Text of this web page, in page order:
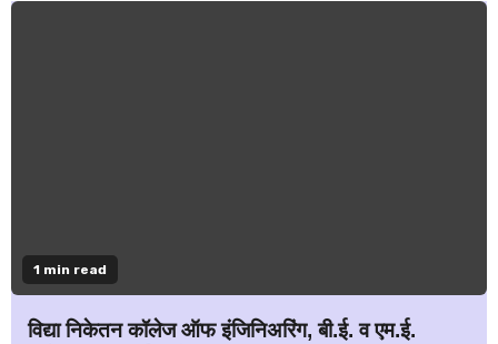
1 min read
विद्या निकेतन कॉलेज ऑफ इंजिनिअरिंग, बी.ई. व एम.ई.